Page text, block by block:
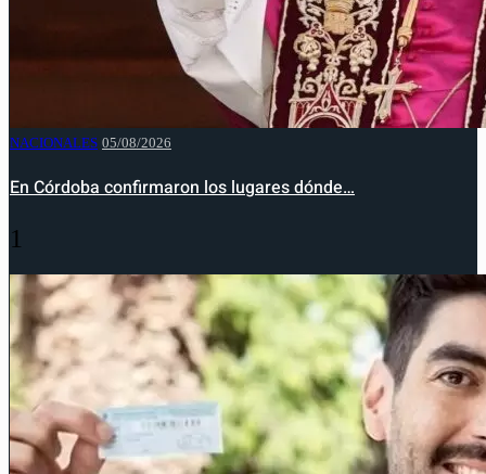
NACIONALES 05/08/2026
En Córdoba confirmaron los lugares dónde…
1